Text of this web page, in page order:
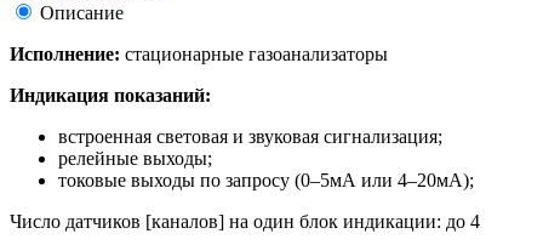
Описание
Исполнение: стационарные газоанализаторы
Индикация показаний:
встроенная световая и звуковая сигнализация;
релейные выходы;
токовые выходы по запросу (0–5мА или 4–20мА);
Число датчиков [каналов] на один блок индикации: до 4